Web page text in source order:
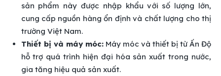
sản phẩm này được nhập khẩu với số lượng lớn,
cung cấp nguồn hàng ổn định và chất lượng cho thị
trường Việt Nam.
Thiết bị và máy móc:Máy móc và thiết bị từ Ấn Độ
hỗ trợ quá trình hiện đại hóa sản xuất trong nước,
gia tăng hiệu quả sản xuất.